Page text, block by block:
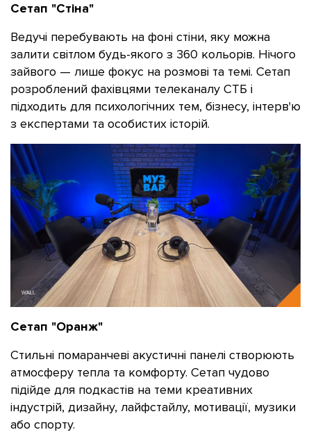
Сетап "Стіна"
Ведучі перебувають на фоні стіни, яку можна
залити світлом будь-якого з 360 кольорів. Нічого
зайвого — лише фокус на розмові та темі. Сетап
розроблений фахівцями телеканалу СТБ і
підходить для психологічних тем, бізнесу, інтерв'ю
з експертами та особистих історій.
Сетап "Оранж"
Стильні помаранчеві акустичні панелі створюють
атмосферу тепла та комфорту. Сетап чудово
підійде для подкастів на теми креативних
індустрій, дизайну, лайфстайлу, мотивації, музики
або спорту.